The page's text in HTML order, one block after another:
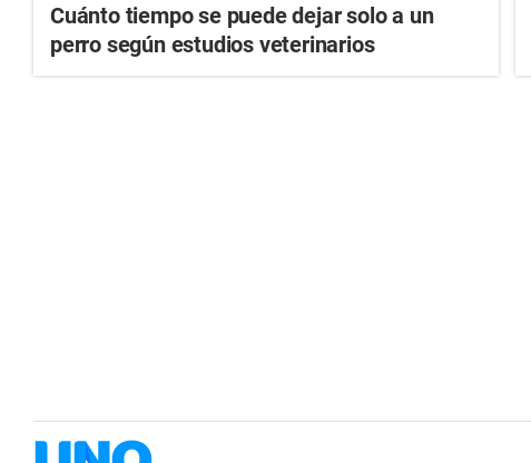
Cuánto tiempo se puede dejar solo a un
perro según estudios veterinarios